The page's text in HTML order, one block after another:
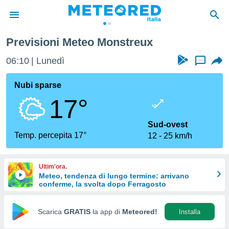
di
per
le
di
Web
Previsioni Meteo Monstreux
06:10 Lunedì ...
Nubi sparse
17°
Temp. percepita 17°
Sud-ovest
12
25 km/h
Ultim'ora.
Meteo, tendenza di lungo termine: arrivano
conferme, la svolta dopo Ferragosto
Scarica GRATIS la app di Meteored! Installa